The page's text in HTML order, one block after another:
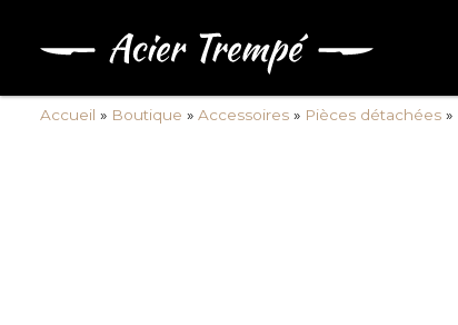
Accueil » Boutique » Accessoires » Pièces détachées »